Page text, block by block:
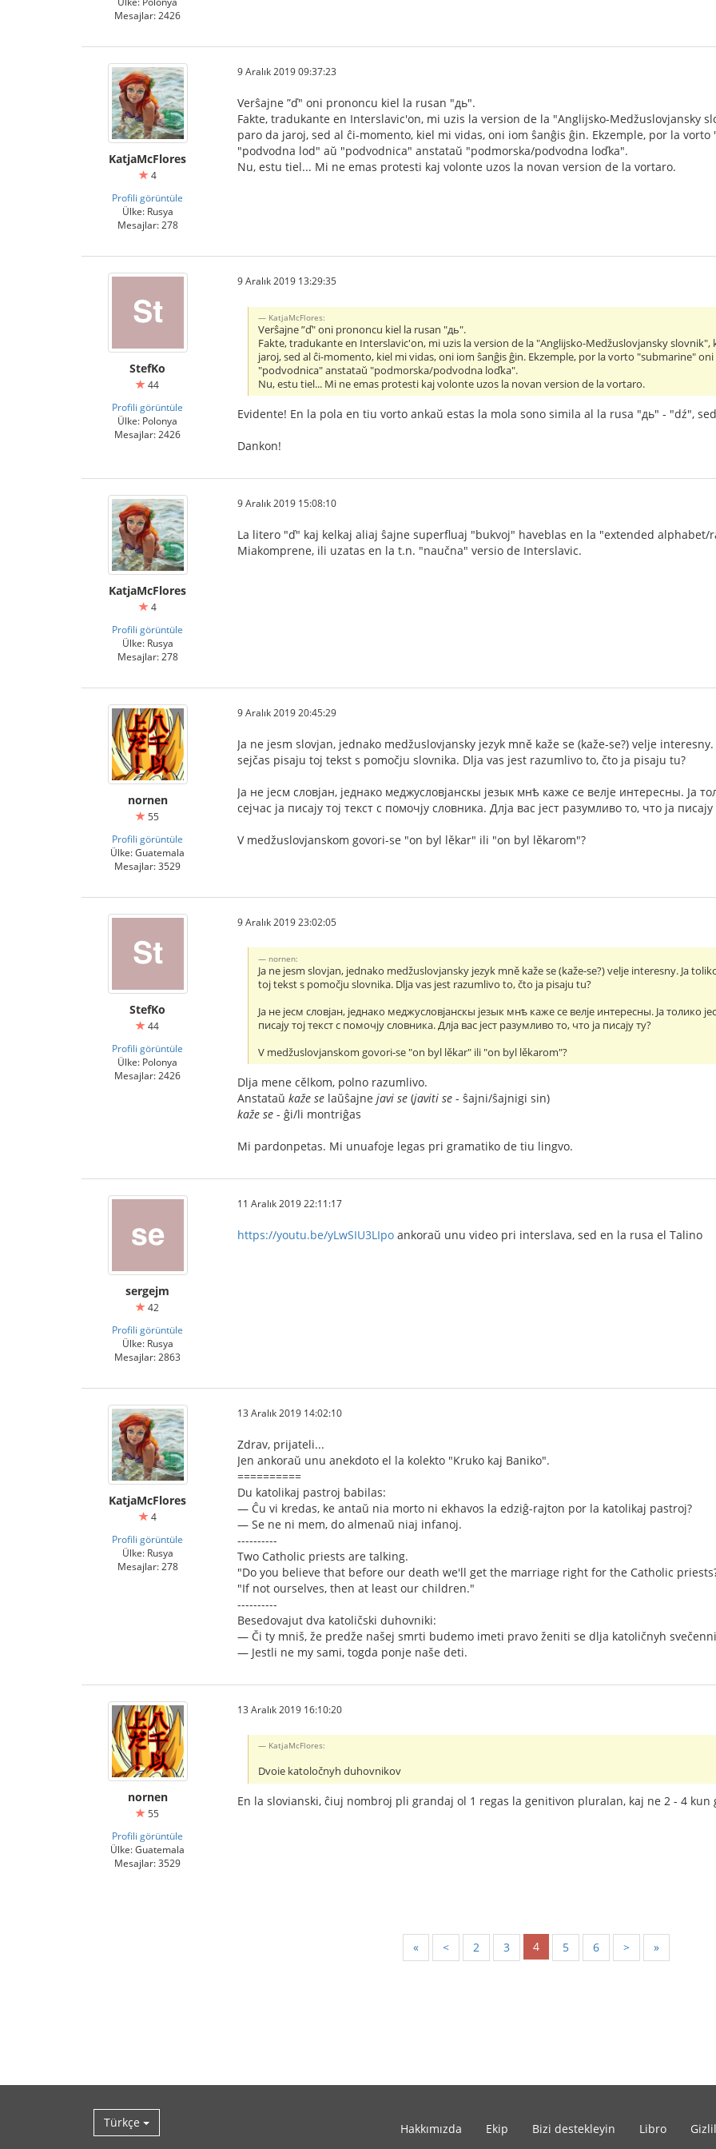
Mesajlar: 2426
KatjaMcFlores
4
Profili görüntüle
Ülke: Rusya
Mesajlar: 278
9 Aralık 2019 09:37:23
Verŝajne ”ď" oni prononcu kiel la rusan "дь".
Fakte, tradukante en Interslavic'on, mi uzis la version de la "Anglijsko-Medžuslovjansky
paro da jaroj, sed al ĉi-momento, kiel mi vidas, oni iom ŝanĝis ĝin. Ekzemple, por la
"podvodna lod" aŭ "podvodnica" anstataŭ "podmorska/podvodna loďka".
Nu, estu tiel... Mi ne emas protesti kaj volonte uzos la novan version de la vortaro.
StefKo
44
Profili görüntüle
Ülke: Polonya
Mesajlar: 2426
9 Aralık 2019 13:29:35
KatjaMcFlores:
Verŝajne ”ď" oni prononcu kiel la rusan "дь".
Fakte, tradukante en Interslavic'on, mi uzis la version de la "Anglijsko-Medžuslovjansky
jaroj, sed al ĉi-momento, kiel mi vidas, oni iom ŝanĝis ĝin. Ekzemple, por la vorto "submarine"
"podvodnica" anstataŭ "podmorska/podvodna loďka".
Nu, estu tiel... Mi ne emas protesti kaj volonte uzos la novan version de la vortaro.
Evidente! En la pola en tiu vorto ankaŭ estas la mola sono simila al la rusa "дь" - "dź",
Dankon!
KatjaMcFlores
4
Profili görüntüle
Ülke: Rusya
Mesajlar: 278
9 Aralık 2019 15:08:10
La litero "ď" kaj kelkaj aliaj ŝajne superfluaj "bukvoj" haveblas en la "extended alphabet/
Miakomprene, ili uzatas en la t.n. "naučna" versio de Interslavic.
nornen
55
Profili görüntüle
Ülke: Guatemala
Mesajlar: 3529
9 Aralık 2019 20:45:29
Ja ne jesm slovjan, jednako medžuslovjansky jezyk mně kaže se (kaže-se?) velje
sejčas pisaju toj tekst s pomočju slovnika. Dlja vas jest razumlivo to, čto ja pisaju tu?
Jа не jесм словjан, jеднако меджусловjанскы jезык мнѣ каже се велjе интересны. Jа
сеjчас jа писаjу тоj текст с помочjу словника. Длjа вас jест разумливо то, что jа писаjу
V medžuslovjanskom govori-se "on byl lěkar" ili "on byl lěkarom"?
StefKo
44
Profili görüntüle
Ülke: Polonya
Mesajlar: 2426
9 Aralık 2019 23:02:05
nornen:
Ja ne jesm slovjan, jednako medžuslovjansky jezyk mně kaže se (kaže-se?) velje interesny. Ja
toj tekst s pomočju slovnika. Dlja vas jest razumlivo to, čto ja pisaju tu?
Jа не jесм словjан, jеднако меджусловjанскы jезык мнѣ каже се велjе интересны. Jа толико
писаjу тоj текст с помочjу словника. Длjа вас jест разумливо то, что jа писаjу ту?
V medžuslovjanskom govori-se "on byl lěkar" ili "on byl lěkarom"?
Dlja mene cělkom, polno razumlivo.
Anstataŭ kaže se laŭŝajne javi se (javiti se - ŝajni/ŝajnigi sin)
kaže se - ĝi/li montriĝas
Mi pardonpetas. Mi unuafoje legas pri gramatiko de tiu lingvo.
sergejm
42
Profili görüntüle
Ülke: Rusya
Mesajlar: 2863
11 Aralık 2019 22:11:17
https://youtu.be/yLwSIU3LIpo ankoraŭ unu video pri interslava, sed en la rusa el Talino
KatjaMcFlores
4
Profili görüntüle
Ülke: Rusya
Mesajlar: 278
13 Aralık 2019 14:02:10
Zdrav, prijateli...
Jen ankoraŭ unu anekdoto el la kolekto "Kruko kaj Baniko".
==========
Du katolikaj pastroj babilas:
— Ĉu vi kredas, ke antaŭ nia morto ni ekhavos la edziĝ-rajton por la katolikaj pastroj?
— Se ne ni mem, do almenaŭ niaj infanoj.
----------
Two Catholic priests are talking.
"Do you believe that before our death we'll get the marriage right for the Catholic
"If not ourselves, then at least our children."
----------
Besedovajut dva katoličski duhovniki:
— Či ty mniš, že predže našej smrti budemo imeti pravo ženiti se dlja katoličnyh
— Jestli ne my sami, togda ponje naše deti.
nornen
55
Profili görüntüle
Ülke: Guatemala
Mesajlar: 3529
13 Aralık 2019 16:10:20
KatjaMcFlores:
Dvoie katoločnyh duhovnikov
En la slovianski, ĉiuj nombroj pli grandaj ol 1 regas la genitivon pluralan, kaj ne 2 - 4
« < 2 3 4 5 6 > »
Türkçe Hakkımızda Ekip Bizi destekleyin Libro